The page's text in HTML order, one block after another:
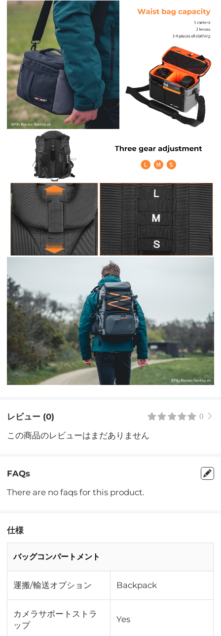
レビュー (0) 0
この商品のレビューはまだありません
FAQs
There are no faqs for this product.
仕様
バッグコンパートメント
運搬/輸送オプション Backpack
カメラサポートストラ
ップ
Yes